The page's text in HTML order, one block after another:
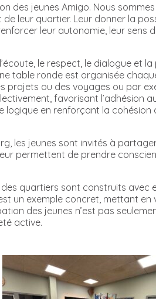
des jeunes Amigo. Nous
leur quartier. Leur donner la
leur autonomie, leur sens
le respect, le dialogue et la
table ronde est organisée
projets ou des voyages ou par
favorisant l’adhésion
logique en renforçant la cohésion
les jeunes sont invités à
permettent de prendre
quartiers sont construits avec
un exemple concret, mettant
des jeunes n’est pas
active.